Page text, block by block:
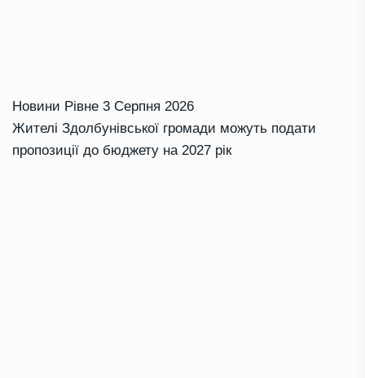
Новини Рівне 3 Серпня 2026
Жителі Здолбунівської громади можуть подати
пропозиції до бюджету на 2027 рік